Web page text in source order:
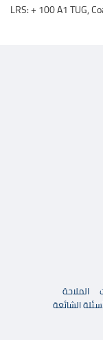
LRS:+100 A1 TUG,
الملاحة
الشائعة